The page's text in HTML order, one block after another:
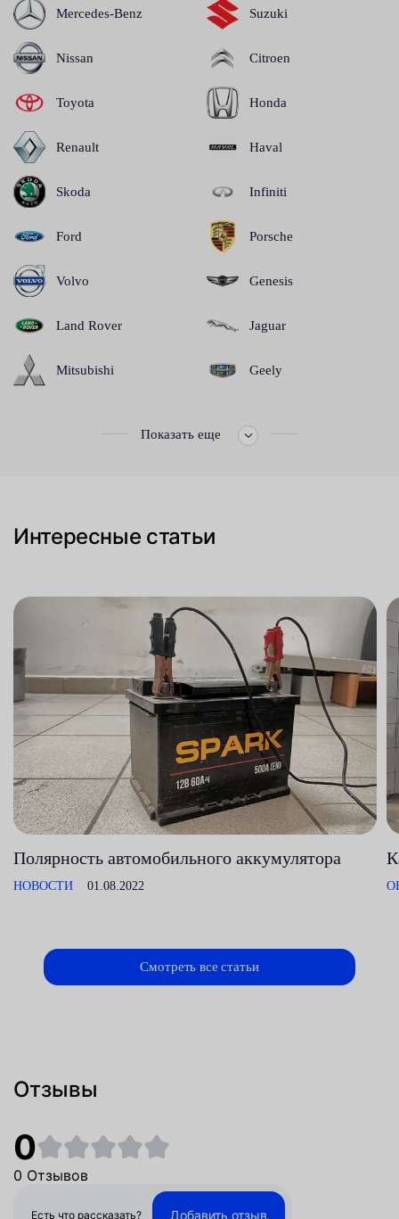
Mercedes-Benz
Nissan
Toyota
Renault
Skoda
Ford
Volvo
Land Rover
Mitsubishi
Suzuki
Citroen
Honda
Haval
Infiniti
Porsche
Genesis
Jaguar
Geely
Показать еще
Интересные статьи
Полярность автомобильного аккумулятора
НОВОСТИ 01.08.2022
Смотреть все статьи
Отзывы
0
0 Отзывов
Есть что рассказать? Добавить отзыв